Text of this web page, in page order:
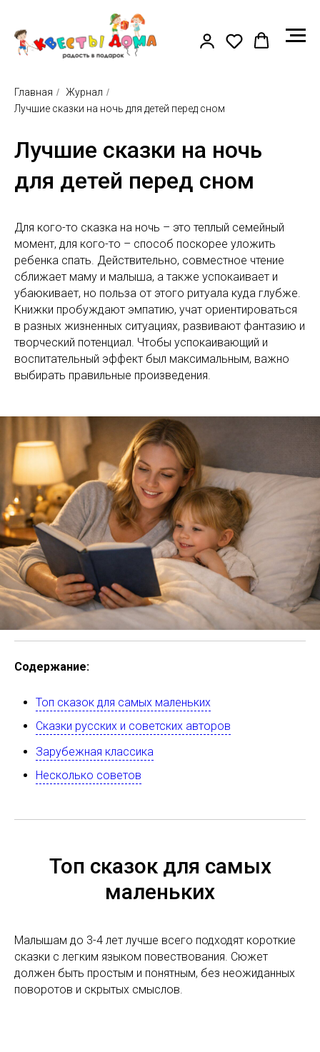
Главная / Журнал /
Лучшие сказки на ночь для детей перед сном
Лучшие сказки на ночь
для детей перед сном
Для кого-то сказка на ночь – это теплый семейный
момент, для кого-то – способ поскорее уложить
ребенка спать. Действительно, совместное чтение
сближает маму и малыша, а также успокаивает и
убаюкивает, но польза от этого ритуала куда глубже.
Книжки пробуждают эмпатию, учат ориентироваться
в разных жизненных ситуациях, развивают фантазию и
творческий потенциал. Чтобы успокаивающий и
воспитательный эффект был максимальным, важно
выбирать правильные произведения.
Содержание:
Топ сказок для самых маленьких
Сказки русских и советских авторов
Зарубежная классика
Несколько советов
Топ сказок для самых
маленьких
Малышам до 3-4 лет лучше всего подходят короткие
сказки с легким языком повествования. Сюжет
должен быть простым и понятным, без неожиданных
поворотов и скрытых смыслов.